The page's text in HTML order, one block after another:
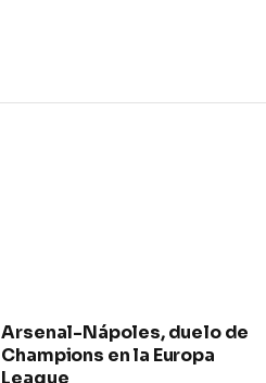
Arsenal-Nápoles, duelo de
Champions en la Europa
League